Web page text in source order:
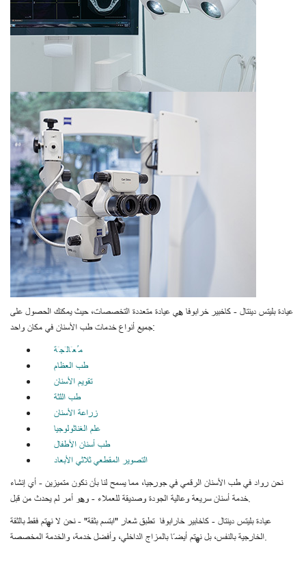
عيادة بليتس دينتال - كاخبير خرابوفا هي عيادة متعددة التخصصات، حيث يمكنك الحصول على
جميع أنواع خدمات طب الأسنان في مكان واحد:
مُعَالَجَة
طب العظام
تقويم الأسنان
طب اللثة
زراعة الأسنان
علم الغناثولوجيا
طب أسنان الأطفال
التصوير المقطعي ثلاثي الأبعاد
نحن رواد في طب الأسنان الرقمي في جورجيا، مما يسمح لنا بأن نكون متميزين - أي إنشاء
خدمة أسنان سريعة وعالية الجودة وصديقة للعملاء - وهو أمر لم يحدث من قبل.
عيادة بليتس دينتال - كاخابير خارابوفا تطبق شعار "ابتسم بثقة" - نحن لا نهتم فقط بالثقة
الخارجية بالنفس، بل نهتم أيضًا بالمزاج الداخلي، وأفضل خدمة، والخدمة المخصصة.